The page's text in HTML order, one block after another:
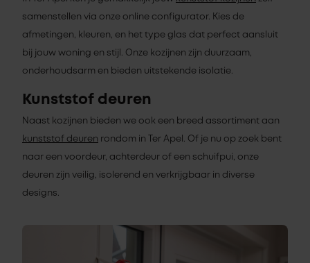
samenstellen via onze online configurator. Kies de
afmetingen, kleuren, en het type glas dat perfect aansluit
bij jouw woning en stijl. Onze kozijnen zijn duurzaam,
onderhoudsarm en bieden uitstekende isolatie.
Kunststof deuren
Naast kozijnen bieden we ook een breed assortiment aan
kunststof deuren rondom in Ter Apel. Of je nu op zoek bent
naar een voordeur, achterdeur of een schuifpui, onze
deuren zijn veilig, isolerend en verkrijgbaar in diverse
designs.